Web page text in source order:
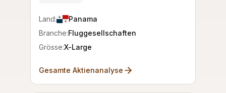
Land:
Panama
Branche:Fluggesellschaften
Grösse:X-Large
Gesamte Aktienanalyse